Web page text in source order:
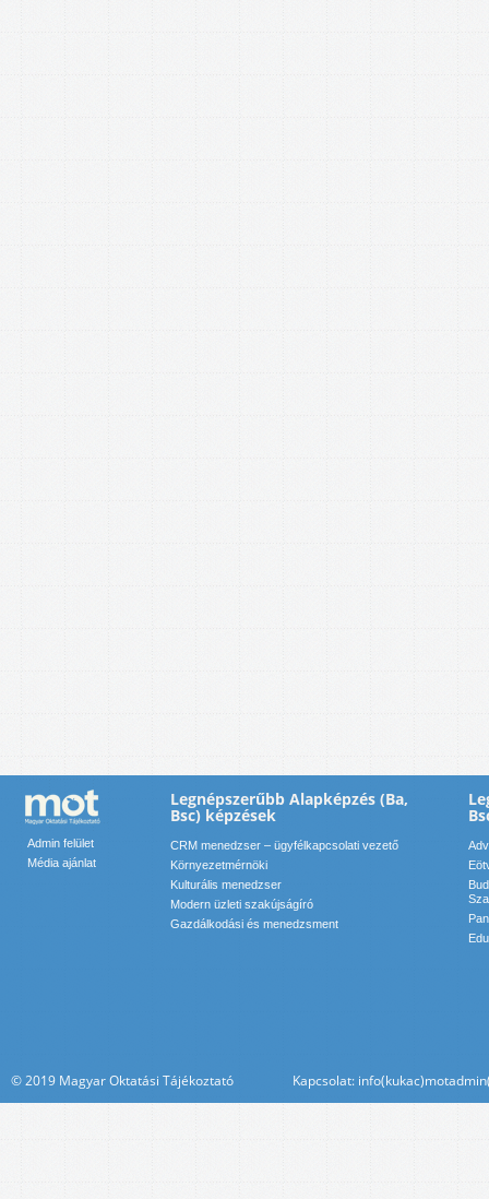
Admin felület
Média ajánlat
Legnépszerűbb Alapképzés (Ba,
Bsc) képzések
CRM menedzser – ügyfélkapcsolati vezető
Környezetmérnöki
Kulturális menedzser
Modern üzleti szakújságíró
Gazdálkodási és menedzsment
© 2019 Magyar Oktatási Tájékoztató Kapcsolat: